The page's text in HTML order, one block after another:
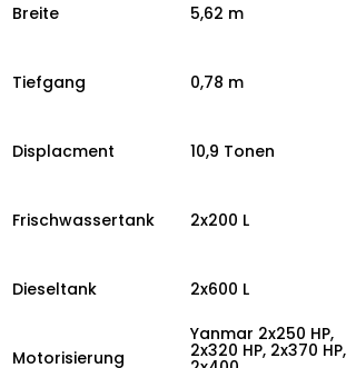
Breite 5,62 m
Tiefgang 0,78 m
Displacment 10,9 Tonen
Frischwassertank 2x200 L
Dieseltank 2x600 L
Motorisierung
Yanmar 2x250 HP,
2x320 HP, 2x370 HP,